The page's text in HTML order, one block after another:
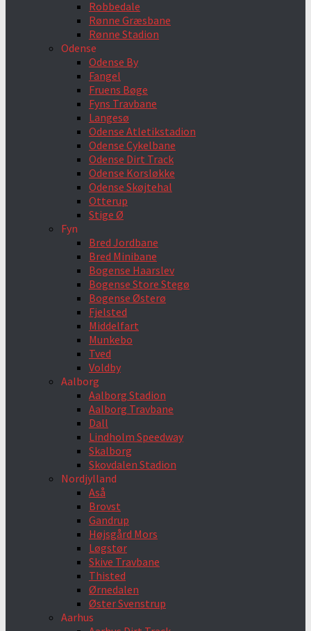
Robbedale
Rønne Græsbane
Rønne Stadion
Odense
Odense By
Fangel
Fruens Bøge
Fyns Travbane
Langesø
Odense Atletikstadion
Odense Cykelbane
Odense Dirt Track
Odense Korsløkke
Odense Skøjtehal
Otterup
Stige Ø
Fyn
Bred Jordbane
Bred Minibane
Bogense Haarslev
Bogense Store Stegø
Bogense Østerø
Fjelsted
Middelfart
Munkebo
Tved
Voldby
Aalborg
Aalborg Stadion
Aalborg Travbane
Dall
Lindholm Speedway
Skalborg
Skovdalen Stadion
Nordjylland
Aså
Brovst
Gandrup
Højsgård Mors
Løgstør
Skive Travbane
Thisted
Ørnedalen
Øster Svenstrup
Aarhus